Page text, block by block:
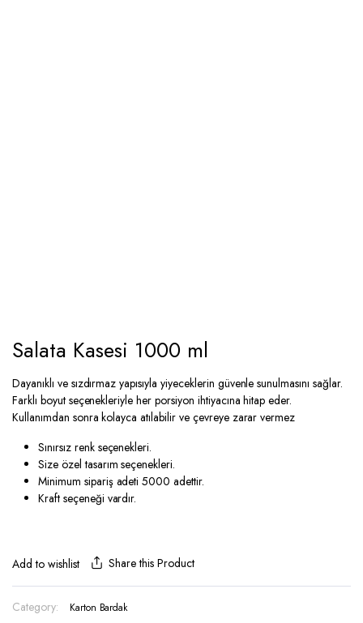
Salata Kasesi 1000 ml
Dayanıklı ve sızdırmaz yapısıyla yiyeceklerin güvenle sunulmasını sağlar.
Farklı boyut seçenekleriyle her porsiyon ihtiyacına hitap eder.
Kullanımdan sonra kolayca atılabilir ve çevreye zarar vermez
Sınırsız renk seçenekleri.
Size özel tasarım seçenekleri.
Minimum sipariş adeti 5000 adettir.
Kraft seçeneği vardır.
Add to wishlist Share this Product
Category: Karton Bardak